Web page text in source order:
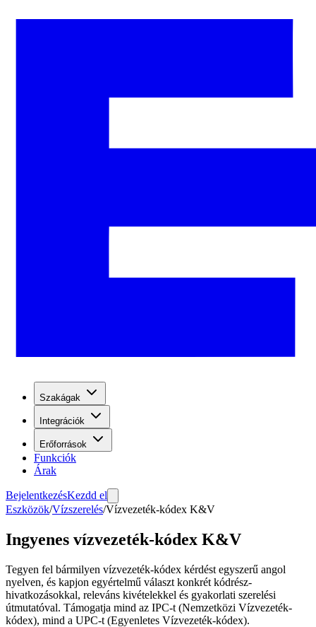
Szakágak
Integrációk
Erőforrások
Funkciók
Árak
BejelentkezésKezdd el
Eszközök/Vízszerelés/Vízvezeték-kódex K&V
Ingyenes vízvezeték-kódex K&V
Tegyen fel bármilyen vízvezeték-kódex kérdést egyszerű angol
nyelven, és kapjon egyértelmű választ konkrét kódrész-
hivatkozásokkal, releváns kivételekkel és gyakorlati szerelési
útmutatóval. Támogatja mind az IPC-t (Nemzetközi Vízvezeték-
kódex), mind a UPC-t (Egyenletes Vízvezeték-kódex).